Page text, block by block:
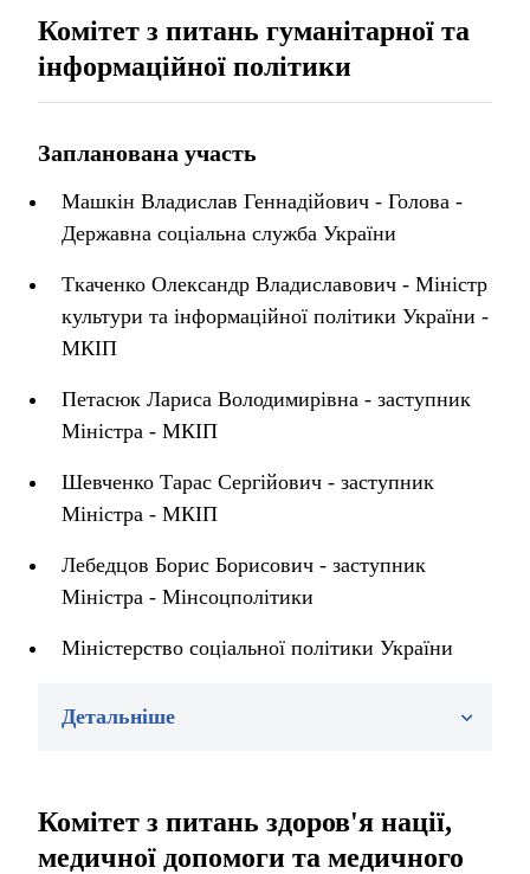
Комітет з питань гуманітарної та
інформаційної політики
Запланована участь
Машкін Владислав Геннадійович - Голова -
Державна соціальна служба України
Ткаченко Олександр Владиславович - Міністр
культури та інформаційної політики України -
МКІП
Петасюк Лариса Володимирівна - заступник
Міністра - МКІП
Шевченко Тарас Сергійович - заступник
Міністра - МКІП
Лебедцов Борис Борисович - заступник
Міністра - Мінсоцполітики
Міністерство соціальної політики України
Детальніше
Комітет з питань здоров'я нації,
медичної допомоги та медичного